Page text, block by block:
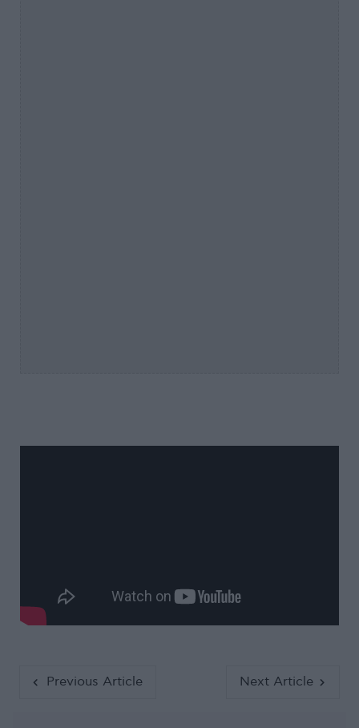
Previous Article Next Article